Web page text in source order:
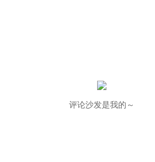
评论沙发是我的～